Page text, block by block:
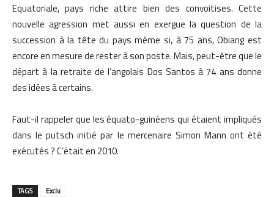
Equatoriale, pays riche attire bien des convoitises. Cette
nouvelle agression met aussi en exergue la question de la
succession à la tête du pays même si, à 75 ans, Obiang est
encore en mesure de rester à son poste. Mais, peut-être que le
départ à la retraite de l’angolais Dos Santos à 74 ans donne
des idées à certains.
Faut-il rappeler que les équato-guinéens qui étaient impliqués
dans le putsch initié par le mercenaire Simon Mann ont été
exécutés ? C’était en 2010.
TAGS Exclu